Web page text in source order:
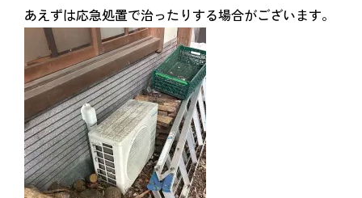
あえずは応急処置で治ったりする場合がございます。